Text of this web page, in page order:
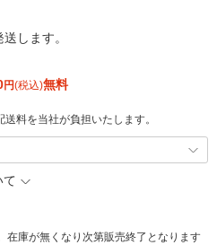
します。
円(税込)無料
料を当社が負担いたします。
て
在庫が無くなり次第販売終了となります